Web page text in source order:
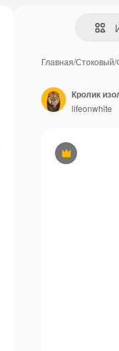
Главная/Стоковый/
Премиум
Кролик
lifeonwhite